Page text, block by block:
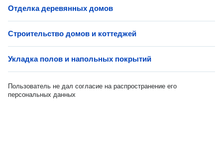
Отделка деревянных домов
Строительство домов и коттеджей
Укладка полов и напольных покрытий
Пользователь не дал согласие на распространение его
персональных данных